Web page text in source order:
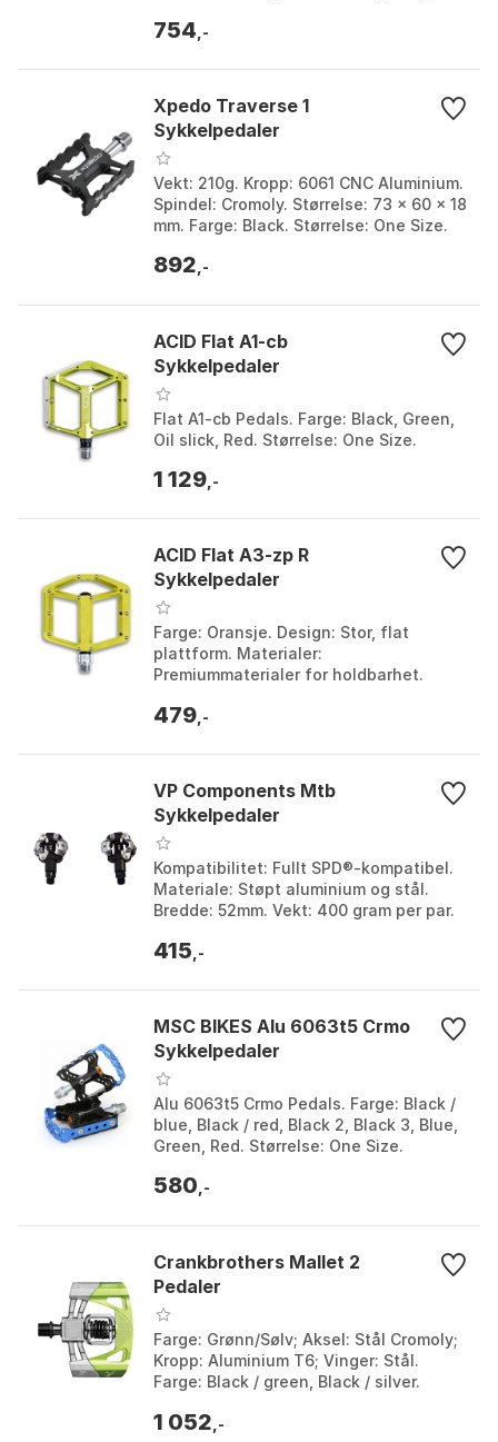
Størrelse: One Size.
754 ,-
Xpedo Traverse 1
Sykkelpedaler
Vekt: 210g. Kropp: 6061 CNC Aluminium.
Spindel: Cromoly. Størrelse: 73 x 60 x 18
mm. Farge: Black. Størrelse: One Size.
892 ,-
ACID Flat A1-cb
Sykkelpedaler
Flat A1-cb Pedals. Farge: Black, Green,
Oil slick, Red. Størrelse: One Size.
1 129 ,-
ACID Flat A3-zp R
Sykkelpedaler
Farge: Oransje. Design: Stor, flat
plattform. Materialer:
Premiummaterialer for holdbarhet.
Black, Oil slick, Olive, Or...
479 ,-
VP Components Mtb
Sykkelpedaler
Kompatibilitet: Fullt SPD®-kompatibel.
Materiale: Støpt aluminium og stål.
Bredde: 52mm. Vekt: 400 gram per par.
415 ,-
MSC BIKES Alu 6063t5 Crmo
Sykkelpedaler
Alu 6063t5 Crmo Pedals. Farge: Black /
blue, Black / red, Black 2, Black 3, Blue,
Green, Red. Størrelse: One Size.
580 ,-
Crankbrothers Mallet 2
Pedaler
Farge: Grønn/Sølv; Aksel: Stål Cromoly;
Kropp: Aluminium T6; Vinger: Stål.
Farge: Black / green, Black / silver.
1 052 ,-